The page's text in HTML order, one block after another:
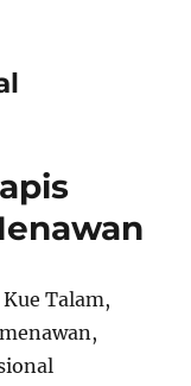
Talam,